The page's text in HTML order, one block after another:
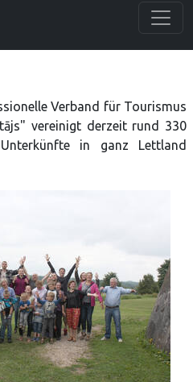
Verband für Tourismus
vereinigt derzeit rund 330
in ganz Lettland